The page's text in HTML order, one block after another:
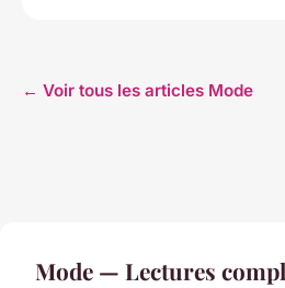
← Voir tous les articles Mode
Mode — Lectures